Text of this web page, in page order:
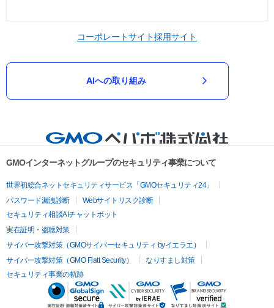
コーポレートサイト採用サイト
AIへの取り組み
GMOインターネットグループのセキュリティ事業について
世界初総合ネットセキュリティサービス「GMOセキュリティ24」
パスワード漏洩診断
Webサイトリスク診断
セキュリティ相談AIチャットボット
実在証明・盗聴対策
サイバー攻撃対策（GMOサイバーセキュリティ byイエラエ）
サイバー攻撃対策（GMO Flatt Security）
なりすまし対策
セキュリティ事業の軌跡